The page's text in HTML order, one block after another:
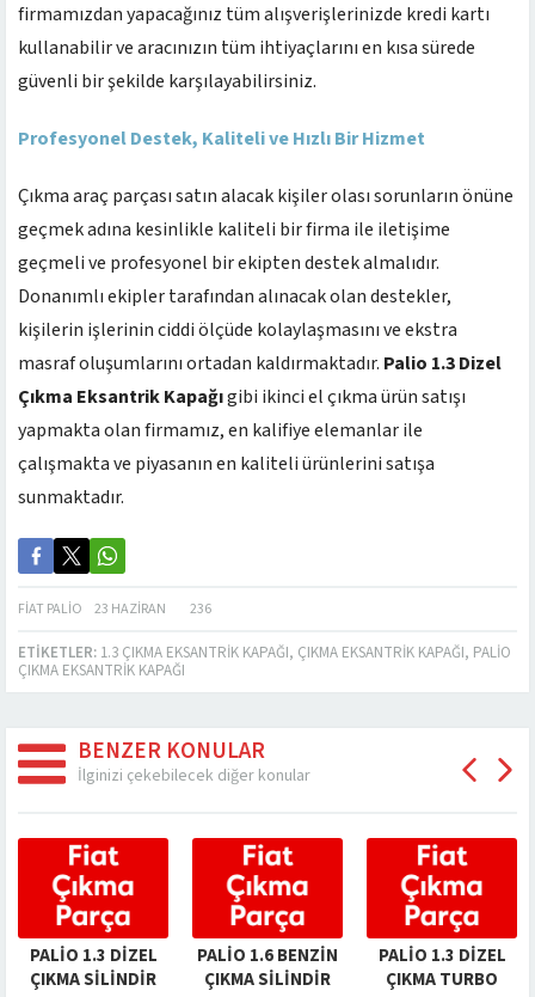
firmamızdan yapacağınız tüm alışverişlerinizde kredi kartı
kullanabilir ve aracınızın tüm ihtiyaçlarını en kısa sürede
güvenli bir şekilde karşılayabilirsiniz.
Profesyonel Destek, Kaliteli ve Hızlı Bir Hizmet
Çıkma araç parçası satın alacak kişiler olası sorunların önüne
geçmek adına kesinlikle kaliteli bir firma ile iletişime
geçmeli ve profesyonel bir ekipten destek almalıdır.
Donanımlı ekipler tarafından alınacak olan destekler,
kişilerin işlerinin ciddi ölçüde kolaylaşmasını ve ekstra
masraf oluşumlarını ortadan kaldırmaktadır. Palio 1.3 Dizel
Çıkma Eksantrik Kapağıgibi ikinci el çıkma ürün satışı
yapmakta olan firmamız, en kalifiye elemanlar ile
çalışmakta ve piyasanın en kaliteli ürünlerini satışa
sunmaktadır.
FIAT PALIO 23 HAZIRAN 236
ETIKETLER: 1.3 ÇIKMA EKSANTRIK KAPAĞI, ÇIKMA EKSANTRIK KAPAĞI, PALIO
ÇIKMA EKSANTRIK KAPAĞI
BENZER KONULAR
İlginizi çekebilecek diğer konular
PALIO 1.3 DIZEL
ÇIKMA SILINDIR
PALIO 1.6 BENZIN
ÇIKMA SILINDIR
PALIO 1.3 DIZEL
ÇIKMA TURBO